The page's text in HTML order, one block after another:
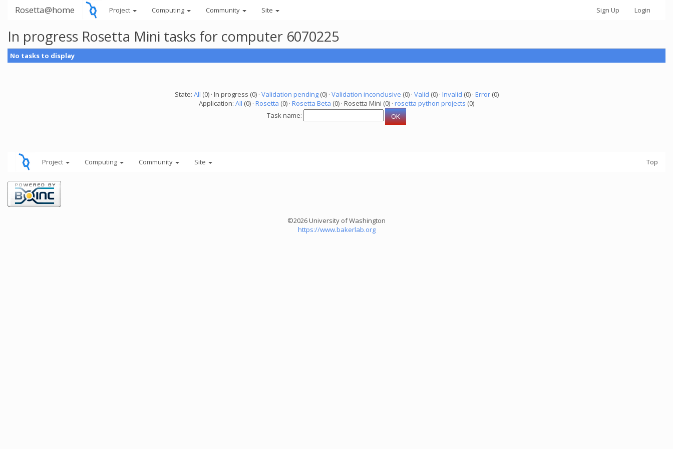
Rosetta@home Project Computing Community Site Sign Up Login
In progress Rosetta Mini tasks for computer 6070225
No tasks to display
State: All (0) · In progress (0) · Validation pending(0) · Validation inconclusive (0) · Valid (0) · Invalid (0) · Error(0)
Application: All (0) · Rosetta (0) · Rosetta Beta (0) · Rosetta Mini (0) · rosetta python projects (0)
Task name:
Project Computing Community Site Top
©2026 University of Washington
https://www.bakerlab.org